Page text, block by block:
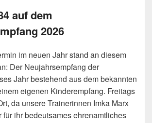
auf dem
2026
im neuen Jahr stand an diesem
Der Neujahrsempfang der
Jahr bestehend aus dem bekannten
eigenen Kinderempfang. Freitags
da unsere Trainerinnen Imka Marx
für ihr bedeutsames ehrenamtliches